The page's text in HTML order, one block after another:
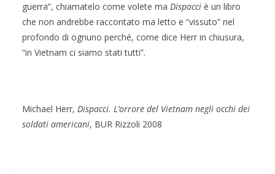
guerra”, chiamatelo come volete ma Dispacci è un libro
che non andrebbe raccontato ma letto e “vissuto” nel
profondo di ognuno perché, come dice Herr in chiusura,
“in Vietnam ci siamo stati tutti”.
Michael Herr, Dispacci. L’orrore del Vietnam negli occhi dei
soldati americani, BUR Rizzoli 2008